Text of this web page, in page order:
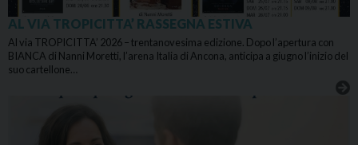
AL VIA TROPICITTA’ RASSEGNA ESTIVA
Al via TROPICITTA’ 2026 – trentanovesima edizione. Dopo l’apertura con
BIANCA di Nanni Moretti, l’arena Italia di Ancona, anticipa a giugno l’inizio del
suo cartellone…